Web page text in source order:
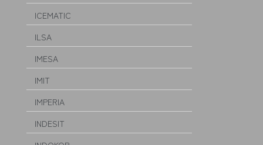
ICEMATIC
ILSA
IMESA
IMIT
IMPERIA
INDESIT